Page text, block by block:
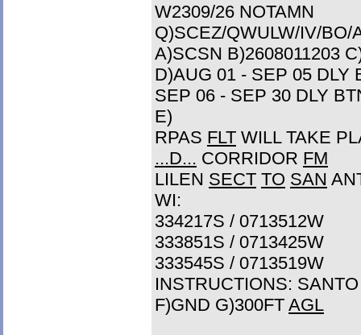
W2309/26 NOTAMN
Q)SCEZ/QWULW/IV/BO/
A)SCSN B)2608011203
D)AUG 01 - SEP 05 DLY
SEP 06 - SEP 30 DLY
E)
RPAS FLTWILL TAKE
...D... CORRIDOR FM
LILEN SECT TO SAN
WI:
334217S / 0713512W
333851S / 0713425W
333545S / 0713519W
INSTRUCTIONS:
F)GND G)300FT AGL